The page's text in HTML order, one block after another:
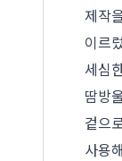
제작
이르
세심
땀방
겉으
사용